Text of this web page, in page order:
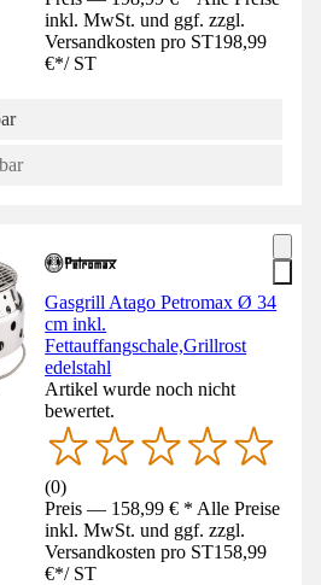
inkl. MwSt. und ggf. zzgl.
Versandkosten pro ST198,99
€*/ ST
Gasgrill Atago Petromax Ø 34
cm inkl.
Fettauffangschale,Grillrost
edelstahl
Artikel wurde noch nicht
bewertet.
(0)
Preis — 158,99 € * Alle Preise
inkl. MwSt. und ggf. zzgl.
Versandkosten pro ST158,99
€*/ ST